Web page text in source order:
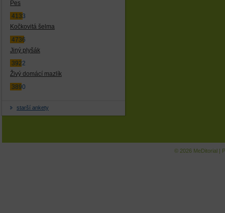
Pes
4133
Kočkovitá šelma
4736
Jiný plyšák
3922
Živý domácí mazlík
3890
starší ankety
© 2026 MeDitorial |